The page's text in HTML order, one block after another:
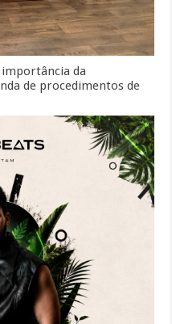
da
de procedimentos de